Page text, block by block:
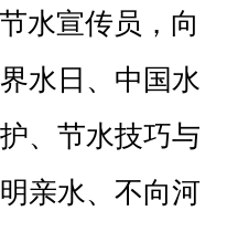
水宣传员，向
水日、中国水
、节水技巧与
亲水、不向河